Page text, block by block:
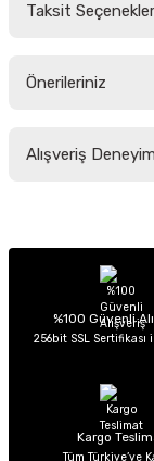
Taksit
Önerileriniz
yetersiz
Ürün
Ürün bilgilerinde
Ürün fiyatı diğer
Alışveriş
%100 Güvenli
256bit SSL Sertifikası
Kargo
Tüm Türkiye’ye